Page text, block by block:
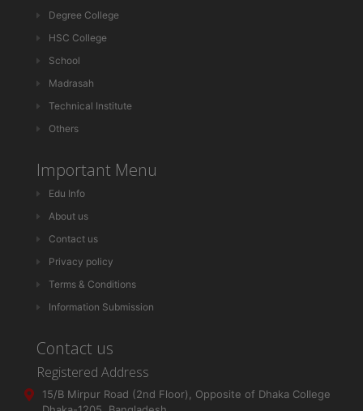
Degree College
HSC College
School
Madrasah
Technical Institute
Others
Important Menu
Edu Info
About us
Contact us
Privacy policy
Terms & Conditions
Information Submission
Contact us
Registered Address
15/B Mirpur Road (2nd Floor), Opposite of Dhaka College